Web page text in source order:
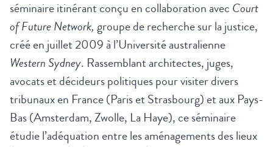
séminaire itinérant conçu en collaboration avec Court
of Future Network, groupe de recherche sur la justice,
créé en juillet 2009 à l’Université australienne
Western Sydney. Rassemblant architectes, juges,
avocats et décideurs politiques pour visiter divers
tribunaux en France (Paris et Strasbourg) et aux Pays-
Bas (Amsterdam, Zwolle, La Haye), ce séminaire
étudie l’adéquation entre les aménagements des lieux